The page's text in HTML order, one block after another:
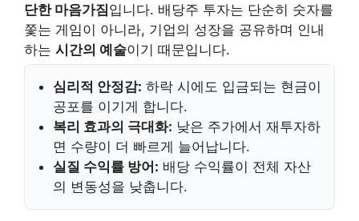
단한 마음가짐입니다. 배당주 투자는 단순히 숫자를
쫓는 게임이 아니라, 기업의 성장을 공유하며 인내
하는 시간의 예술이기 때문입니다.
심리적 안정감: 하락 시에도 입금되는 현금이
공포를 이기게 합니다.
복리 효과의 극대화: 낮은 주가에서 재투자하
면 수량이 더 빠르게 늘어납니다.
실질 수익률 방어: 배당 수익률이 전체 자산
의 변동성을 낮춥니다.